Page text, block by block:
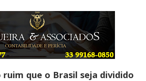
Pensão Alimentícia: entenda o que é
solicitar
ruim que o Brasil seja dividido